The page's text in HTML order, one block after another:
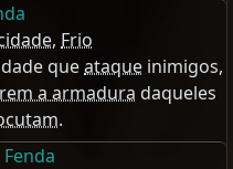
, Frio
queataque inimigos,
a armadura daqueles
.